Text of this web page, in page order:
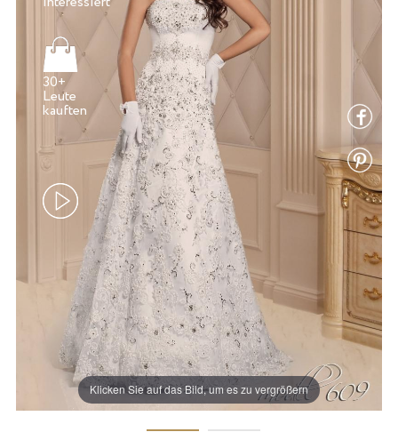
Klicken Sie auf das Bild, um es zu vergrößern
30+
Leute